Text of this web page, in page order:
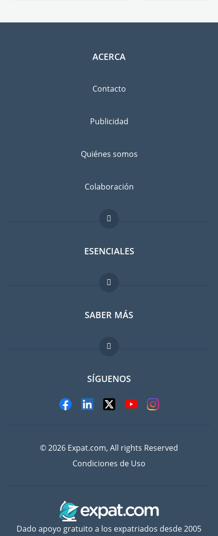
ACERCA
Contacto
Publicidad
Quiénes somos
Colaboración
ESENCIALES
Foro para expatriados
Guia para expatriados
Trabajos en el extranjero
SABER MÁS
FAQ
SÍGUENOS
© 2026 Expat.com, All rights Reserved
Condiciones de Uso
Dado apoyo gratuito a los expatriados desde 2005